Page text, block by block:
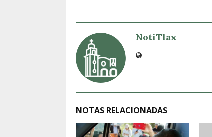
NotiTlax
NOTAS RELACIONADAS